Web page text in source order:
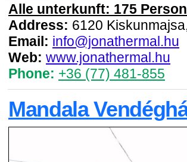
Alle unterkunft: 175
Address: 6120
Email: info@jonathermal.hu
Web: www.jonathermal.hu
Phone: +36 (77) 481-855
Mandala